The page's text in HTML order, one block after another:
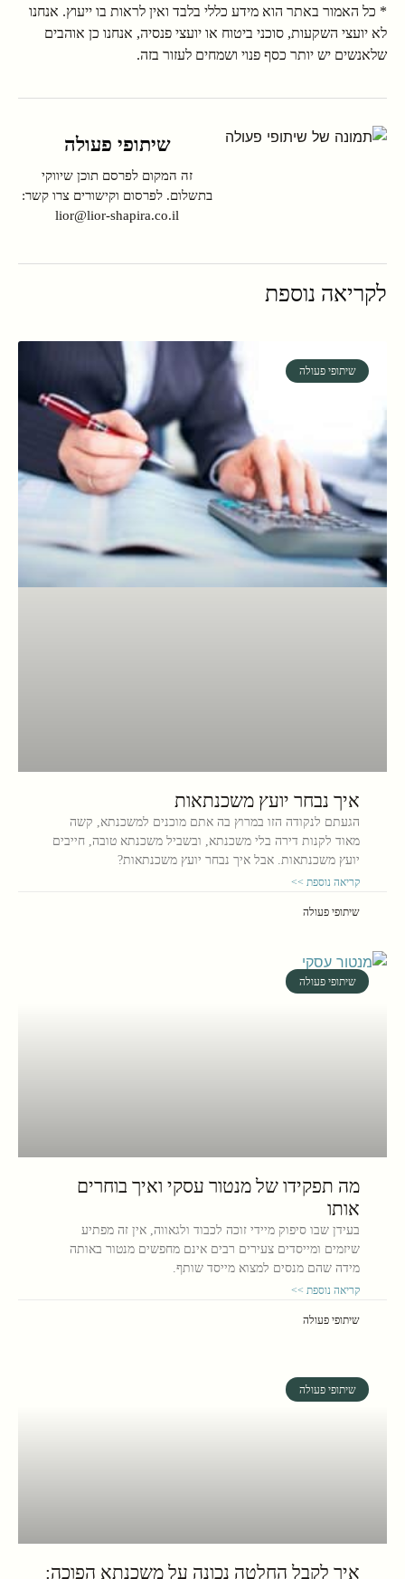
* כל האמור באתר הוא מידע כללי בלבד ואין לראות בו ייעוץ. אנחנו
לא יועצי השקעות, סוכני ביטוח או יועצי פנסיה, אנחנו כן אוהבים
שלאנשים יש יותר כסף פנוי ושמחים לעזור בזה.
שיתופי פעולה
זה המקום לפרסם תוכן שיווקי
בתשלום. לפרסום וקישורים צרו קשר:
lior@lior-shapira.co.il
לקריאה נוספת
שיתופי פעולה
איך נבחר יועץ משכנתאות
הגעתם לנקודה הזו במרוץ בה אתם מוכנים למשכנתא, קשה
מאוד לקנות דירה בלי משכנתא, ובשביל משכנתא טובה, חייבים
יועץ משכנתאות. אבל איך נבחר יועץ משכנתאות?
קריאה נוספת >>
שיתופי פעולה
שיתופי פעולה
מה תפקידו של מנטור עסקי ואיך בוחרים
אותו
בעידן שבו סיפוק מיידי זוכה לכבוד ולגאווה, אין זה מפתיע
שיזמים ומייסדים צעירים רבים אינם מחפשים מנטור באותה
מידה שהם מנסים למצוא מייסד שותף.
קריאה נוספת >>
שיתופי פעולה
שיתופי פעולה
איך לקבל החלטה נכונה על משכנתא הפוכה: